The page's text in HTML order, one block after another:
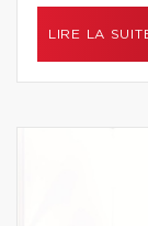
LIRE LA